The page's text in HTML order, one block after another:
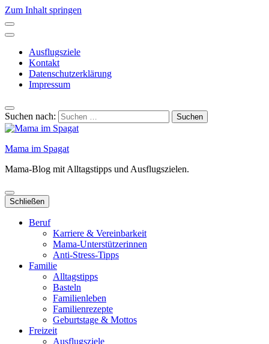
Zum Inhalt springen
Ausflugsziele
Kontakt
Datenschutzerklärung
Impressum
Suchen nach:
Mama im Spagat
Mama-Blog mit Alltagstipps und Ausflugszielen.
Schließen
Beruf
Karriere & Vereinbarkeit
Mama-Unterstützerinnen
Anti-Stress-Tipps
Familie
Alltagstipps
Basteln
Familienleben
Familienrezepte
Geburtstage & Mottos
Freizeit
Ausflugsziele